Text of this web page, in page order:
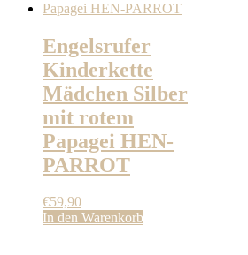
Engelsrufer
Kinderkette
Mädchen Silber
mit rotem
Papagei HEN-
PARROT
€59,90
In den Warenkorb